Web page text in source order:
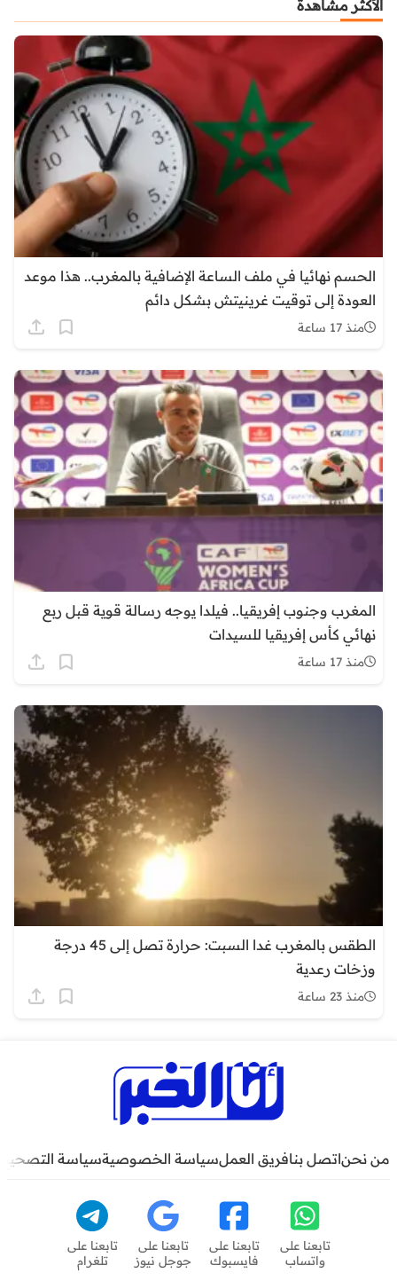
الأكثر مشاهدة
الحسم نهائيا في ملف الساعة الإضافية بالمغرب.. هذا موعد
العودة إلى توقيت غرينيتش بشكل دائم
منذ 17 ساعة
المغرب وجنوب إفريقيا.. فيلدا يوجه رسالة قوية قبل ربع
نهائي كأس إفريقيا للسيدات
منذ 17 ساعة
الطقس بالمغرب غدا السبت: حرارة تصل إلى 45 درجة
وزخات رعدية
منذ 23 ساعة
من نحناتصل بنافريق العملسياسة الخصوصيةسياسة التصحيح
تابعنا على
واتساب
تابعنا على
فايسبوك
تابعنا على
جوجل نيوز
تابعنا على
تلغرام